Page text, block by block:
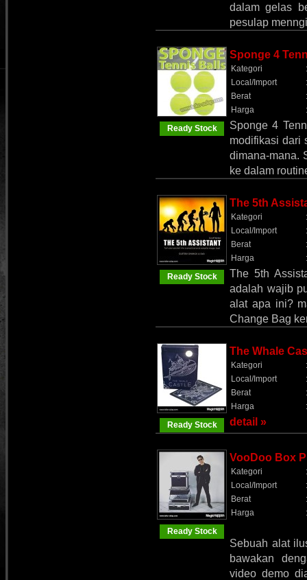
dalam gelas
pesulap
Ready Stock
Sponge 4
Kategori
:
Local/Import
:
Berat
:
Harga
:
Sponge 4
modifikasi dari
dimana-mana.
ke dalam
Ready Stock
The 5th
Kategori
:
Local/Import
:
Berat
:
Harga
:
The 5th
adalah wajib
alat apa ini?
Change Bag
Ready Stock
The Whale
Kategori
:
Local/Import
:
Berat
:
Harga
:
detail »
Ready Stock
VooDoo Box
Kategori
:
Local/Import
:
Berat
:
Harga
:
Sebuah alat
bawakan
video demo